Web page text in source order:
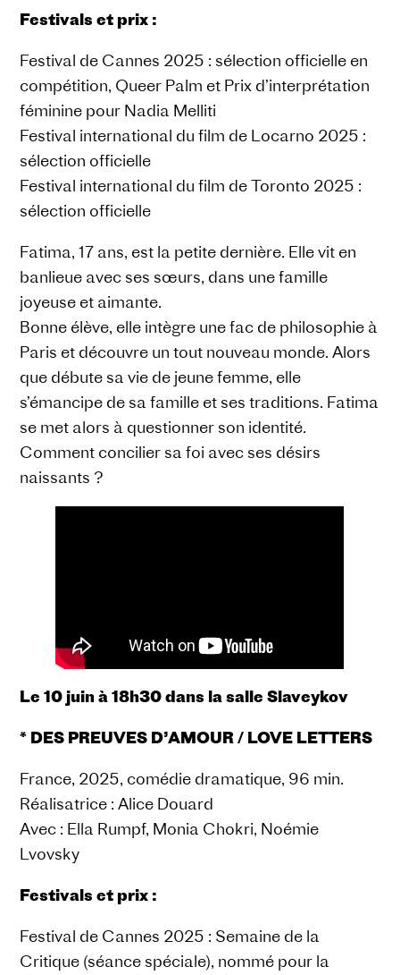
Festivals et prix :
Festival de Cannes 2025 : sélection officielle en
compétition, Queer Palm et Prix d’interprétation
féminine pour Nadia Melliti
Festival international du film de Locarno 2025 :
sélection officielle
Festival international du film de Toronto 2025 :
sélection officielle
Fatima, 17 ans, est la petite dernière. Elle vit en
banlieue avec ses sœurs, dans une famille
joyeuse et aimante.
Bonne élève, elle intègre une fac de philosophie à
Paris et découvre un tout nouveau monde. Alors
que débute sa vie de jeune femme, elle
s’émancipe de sa famille et ses traditions. Fatima
se met alors à questionner son identité.
Comment concilier sa foi avec ses désirs
naissants ?
Le 10 juin à 18h30 dans la salle Slaveykov
* DES PREUVES D’AMOUR / LOVE LETTERS
France, 2025, comédie dramatique, 96 min.
Réalisatrice : Alice Douard
Avec : Ella Rumpf, Monia Chokri, Noémie
Lvovsky
Festivals et prix :
Festival de Cannes 2025 : Semaine de la
Critique (séance spéciale), nommé pour la